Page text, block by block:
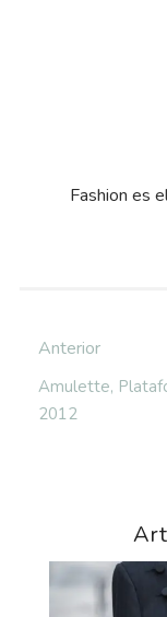
Fashion es
Anterior
Amulette,
2012